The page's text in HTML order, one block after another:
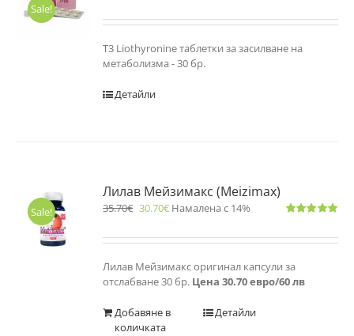
Sale!
T3 Liothyronine таблетки за засилване на
метаболизма - 30 бр.
Детайли
Sale!
Лилав Мейзимакс (Meizimax)
35.70€ 30.70€ Намалена с 14%
Лилав Мейзимакс оригинал капсули за
отслабване 30 бр. Цена 30.70 евро/60 лв
Добавяне в
количката
Детайли